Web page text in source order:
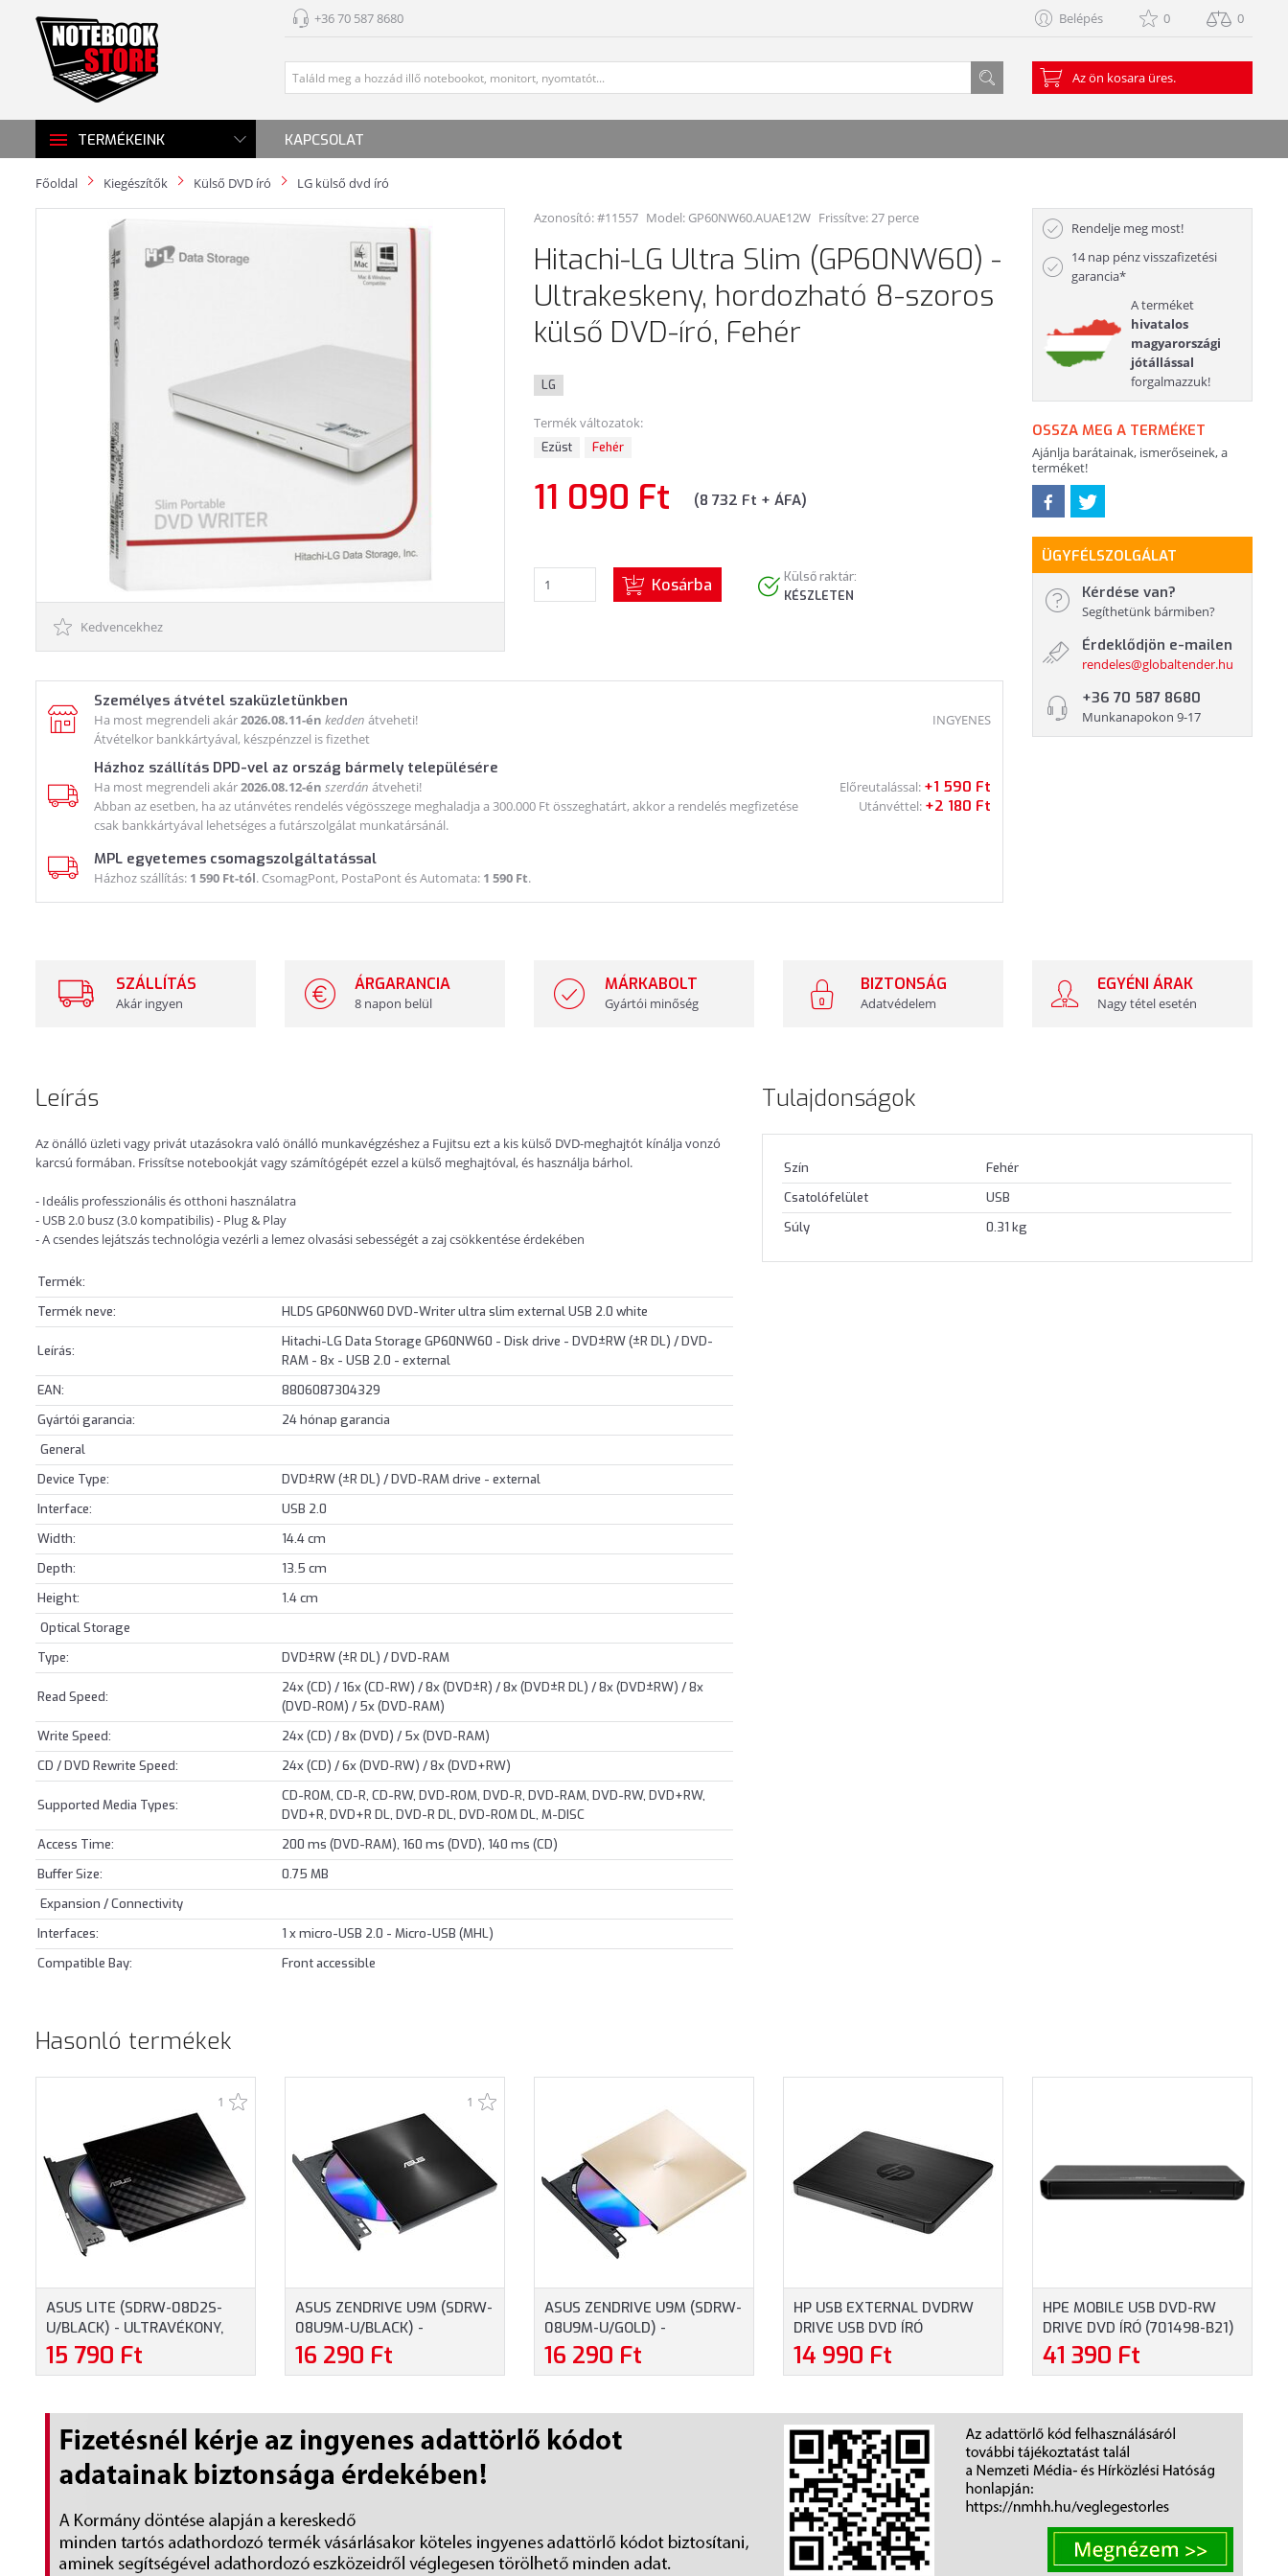
+36 70 587 8680 Belépés 0 0
Az ön kosara üres.
TERMÉKEINK KAPCSOLAT
Főoldal Kiegészítők Külső DVD író LG külső dvd író
Kedvencekhez
Azonosító: #11557 Model: GP60NW60.AUAE12W Frissítve: 27 perce
Hitachi-LG Ultra Slim (GP60NW60) -
Ultrakeskeny, hordozható 8-szoros
külső DVD-író, Fehér
LG
Termék változatok:
Ezüst Fehér
11 090 Ft (8 732 Ft + ÁFA)
Kosárba
Külső raktár:
KÉSZLETEN
Személyes átvétel szaküzletünkben
Ha most megrendeli akár2026.08.11-én kedden átveheti!
Átvételkor bankkártyával, készpénzzel is fizethet
INGYENES
Házhoz szállítás DPD-vel az ország bármely településére
Ha most megrendeli akár2026.08.12-én szerdán átveheti!
Abban az esetben, ha az utánvétes rendelés végösszege meghaladja a 300.000 Ft összeghatárt, akkor a rendelés megfizetése
csak bankkártyával lehetséges a futárszolgálat munkatársánál.
Előreutalással: +1 590 Ft
Utánvéttel: +2 180 Ft
MPL egyetemes csomagszolgáltatással
Házhoz szállítás: 1 590 Ft-tól. CsomagPont, PostaPont és Automata: 1 590 Ft.
Rendelje meg most!
14 nap pénz visszafizetési
garancia*
A terméket
hivatalos
magyarországi
jótállással
forgalmazzuk!
OSSZA MEG A TERMÉKET
Ajánlja barátainak, ismerőseinek, a
terméket!
ÜGYFÉLSZOLGÁLAT
Kérdése van?
Segíthetünk bármiben?
Érdeklődjön e-mailen
rendeles@globaltender.hu
+36 70 587 8680
Munkanapokon 9-17
SZÁLLÍTÁS
Akár ingyen
ÁRGARANCIA
8 napon belül
MÁRKABOLT
Gyártói minőség
BIZTONSÁG
Adatvédelem
EGYÉNI ÁRAK
Nagy tétel esetén
Leírás
Az önálló üzleti vagy privát utazásokra való önálló munkavégzéshez a Fujitsu ezt a kis külső DVD-meghajtót kínálja vonzó
karcsú formában. Frissítse notebookját vagy számítógépét ezzel a külső meghajtóval, és használja bárhol.
- Ideális professzionális és otthoni használatra
- USB 2.0 busz (3.0 kompatibilis) - Plug & Play
- A csendes lejátszás technológia vezérli a lemez olvasási sebességét a zaj csökkentése érdekében
Termék:
Termék neve:
HLDS GP60NW60 DVD-Writer ultra slim external USB 2.0 white
Leírás:
Hitachi-LG Data Storage GP60NW60 - Disk drive - DVD±RW (±R DL) / DVD-
RAM - 8x - USB 2.0 - external
EAN:
8806087304329
Gyártói garancia:
24 hónap garancia
General
Device Type:
DVD±RW (±R DL) / DVD-RAM drive - external
Interface:
USB 2.0
Width:
14.4 cm
Depth:
13.5 cm
Height:
1.4 cm
Optical Storage
Type:
DVD±RW (±R DL) / DVD-RAM
Read Speed:
24x (CD) / 16x (CD-RW) / 8x (DVD±R) / 8x (DVD±R DL) / 8x (DVD±RW) / 8x
(DVD-ROM) / 5x (DVD-RAM)
Write Speed:
24x (CD) / 8x (DVD) / 5x (DVD-RAM)
CD / DVD Rewrite Speed:
24x (CD) / 6x (DVD-RW) / 8x (DVD+RW)
Supported Media Types:
CD-ROM, CD-R, CD-RW, DVD-ROM, DVD-R, DVD-RAM, DVD-RW, DVD+RW,
DVD+R, DVD+R DL, DVD-R DL, DVD-ROM DL, M-DISC
Access Time:
200 ms (DVD-RAM), 160 ms (DVD), 140 ms (CD)
Buffer Size:
0.75 MB
Expansion / Connectivity
Interfaces:
1 x micro-USB 2.0 - Micro-USB (MHL)
Compatible Bay:
Front accessible
Tulajdonságok
Szín
Fehér
Csatolófelület
USB
Súly
0.31 kg
Hasonló termékek
1
ASUS LITE (SDRW-08D2S-
U/BLACK) - ULTRAVÉKONY,
HORDOZHATÓ 8-SZOROS
KÜLSŐ DVD-ÍRÓ M-DISC
15 790 Ft
1
ASUS ZENDRIVE U9M (SDRW-
08U9M-U/BLACK) -
ULTRAVÉKONY, HORDOZHATÓ
8-SZOROS KÜLSŐ DVD-ÍRÓ M-
FEKETE
16 290 Ft
ASUS ZENDRIVE U9M (SDRW-
08U9M-U/GOLD) -
ULTRAVÉKONY, HORDOZHATÓ
8-SZOROS KÜLSŐ DVD-ÍRÓ M-
16 290 Ft
HP USB EXTERNAL DVDRW
DRIVE USB DVD ÍRÓ
(F2B56AA)
14 990 Ft
HPE MOBILE USB DVD-RW
DRIVE DVD ÍRÓ (701498-B21)
41 390 Ft